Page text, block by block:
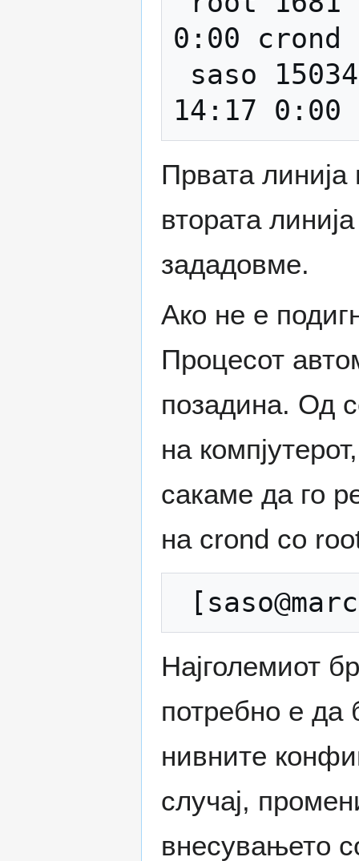
0:00 crond
Првата линија
втората
зададовме.
Ако не е
Процесот
позадина. Од
на
сакаме да го
на crond со
Најголемиот
потребно е да
нивните
случај,
внесувањето